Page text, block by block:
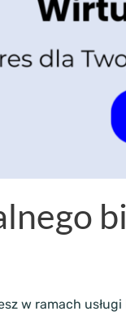
w ramach usługi